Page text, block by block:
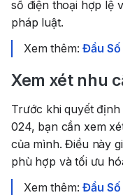
số điện thoại hợp lệ
pháp luật.
Xem thêm:Đầu
Xem xét nhu
Trước khi quyết
024, bạn cần xem
của mình. Điều này
phù hợp và tối ưu
Xem thêm:Đầu